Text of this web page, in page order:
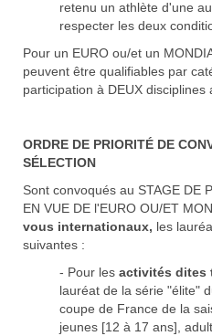
retenu un athlète d'une
respecter les deux
Pour un EURO ou/et un
peuvent être qualifiables par
participation à DEUX disciplines
ORDRE DE PRIORITÉ DE
SÉLECTION
Sont convoqués au STAGE DE
EN VUE DE l'EURO OU/ET
vous internationaux, les
suivantes :
- Pour les activités dites
lauréat de la série "élite"
coupe de France de la
jeunes [12 à 17 ans],